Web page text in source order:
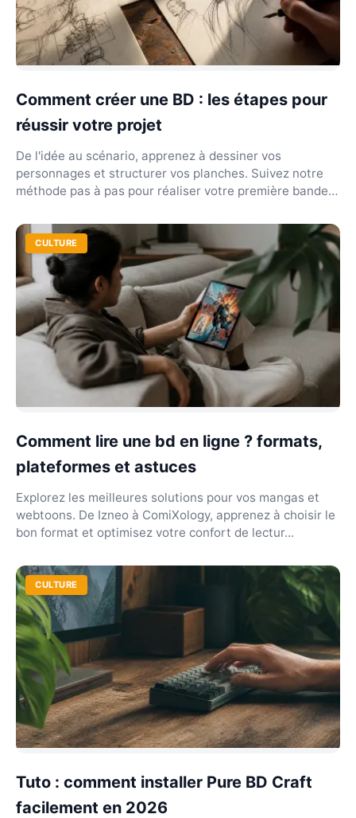
Comment créer une BD : les étapes pour
réussir votre projet
De l'idée au scénario, apprenez à dessiner vos
personnages et structurer vos planches. Suivez notre
méthode pas à pas pour réaliser votre première bande
CULTURE
Comment lire une bd en ligne ? formats,
plateformes et astuces
Explorez les meilleures solutions pour vos mangas et
webtoons. De Izneo à ComiXology, apprenez à choisir le
bon format et optimisez votre confort de lectur...
CULTURE
Tuto : comment installer Pure BD Craft
facilement en 2026